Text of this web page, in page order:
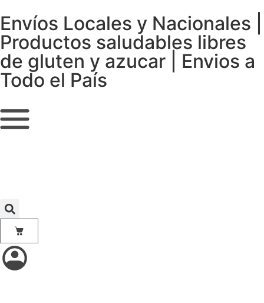
Envíos Locales y Nacionales |
Productos saludables libres
de gluten y azucar | Envios a
Todo el País